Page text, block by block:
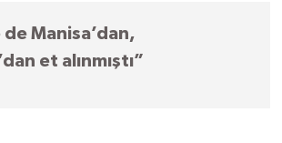
Manisa’dan,
et alınmıştı”